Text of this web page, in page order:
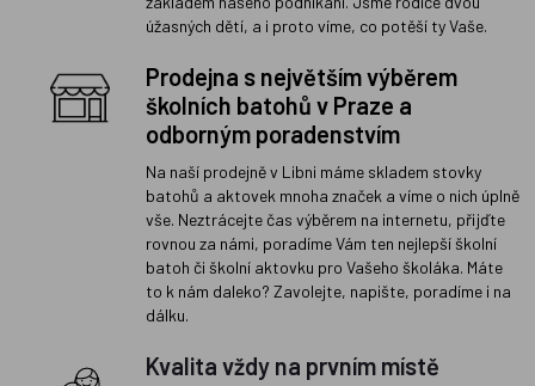
úžasných dětí, a i proto víme, co potěší ty Vaše.
Prodejna s největším výběrem
školních batohů v Praze a
odborným poradenstvím
Na naší prodejně v Libni máme skladem stovky
batohů a aktovek mnoha značek a víme o nich úplně
vše. Neztrácejte čas výběrem na internetu, přijďte
rovnou za námi, poradíme Vám ten nejlepší školní
batoh či školní aktovku pro Vašeho školáka. Máte
to k nám daleko? Zavolejte, napište, poradíme i na
dálku.
Kvalita vždy na prvním místě